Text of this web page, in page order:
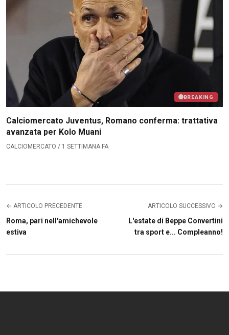
BREAKING
Calciomercato Juventus, Romano conferma: trattativa
avanzata per Kolo Muani
CALCIOMERCATO / 1 SETTIMANA FA
← ARTICOLO PRECEDENTE
Roma, pari nell'amichevole
estiva
ARTICOLO SUCCESSIVO →
L'estate di Beppe Convertini
tra sport e... Compleanno!